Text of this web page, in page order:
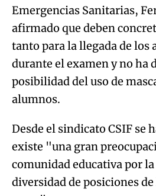
Emergencias Sanitarias,
afirmado que deben
tanto para la llegada de los
durante el examen y no ha
posibilidad del uso de
alumnos.
Desde el sindicato CSIF se
existe "una gran
comunidad educativa por
diversidad de posiciones